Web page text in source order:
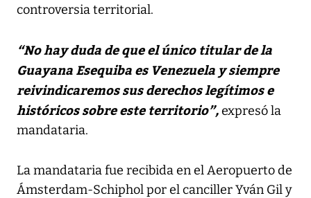
controversia territorial.
“No hay duda de que el único titular de la
Guayana Esequiba es Venezuela y siempre
reivindicaremos sus derechos legítimos e
históricos sobre este territorio”,expresó la
mandataria.
La mandataria fue recibida en el Aeropuerto de
Ámsterdam-Schiphol por el canciller Yván Gil y